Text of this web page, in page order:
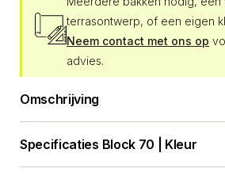
terrasontwerp, of een eigen
Neem contact met ons op
advies.
Omschrijving
Specificaties Block 70 | Kleur